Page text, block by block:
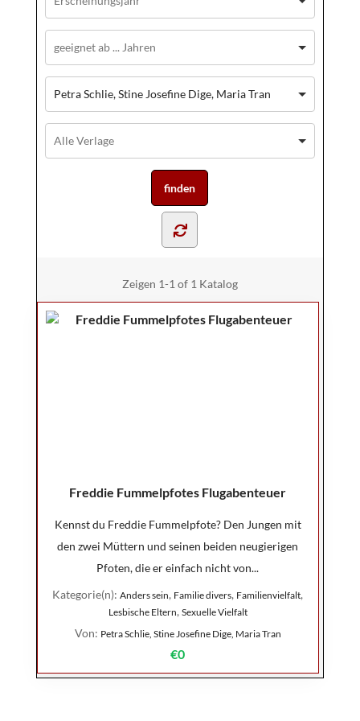
Petra Schlie, Stine Josefine Dige, Maria Tran
Zeigen 1-1 of 1 Katalog
Freddie Fummelpfotes Flugabenteuer
Kennst du Freddie Fummelpfote? Den Jungen mit
den zwei Müttern und seinen beiden neugierigen
Pfoten, die er einfach nicht von...
Kategorie(n):Anders sein, Familie divers, Familienvielfalt,
Lesbische Eltern, Sexuelle Vielfalt
Von: Petra Schlie, Stine Josefine Dige, Maria Tran
€0